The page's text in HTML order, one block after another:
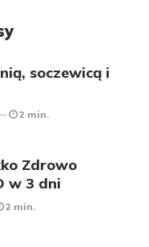
soczewicą i
2 min.
Zdrowo
w 3 dni
2 min.